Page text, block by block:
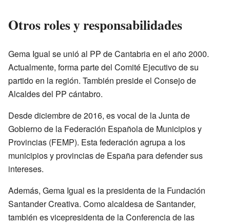
Otros roles y responsabilidades
Gema Igual se unió al PP de Cantabria en el año 2000.
Actualmente, forma parte del Comité Ejecutivo de su
partido en la región. También preside el Consejo de
Alcaldes del PP cántabro.
Desde diciembre de 2016, es vocal de la Junta de
Gobierno de la Federación Española de Municipios y
Provincias (FEMP). Esta federación agrupa a los
municipios y provincias de España para defender sus
intereses.
Además, Gema Igual es la presidenta de la Fundación
Santander Creativa. Como alcaldesa de Santander,
también es vicepresidenta de la Conferencia de las